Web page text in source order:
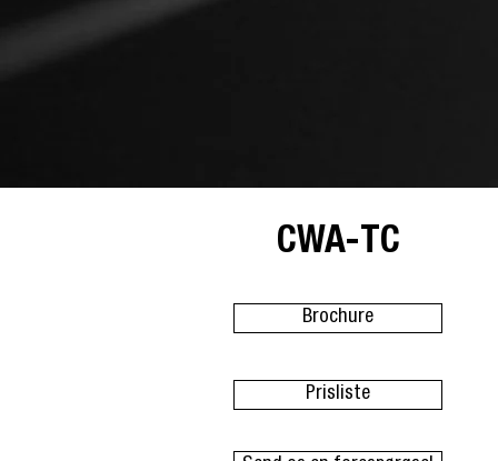
CWA-TC
Brochure
Prisliste